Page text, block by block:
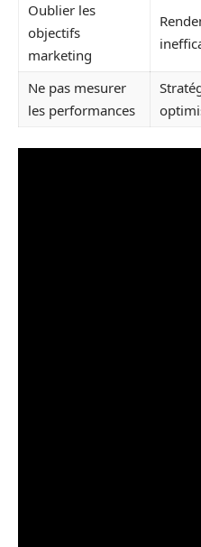
Oublier les
objectifs
marketing
Ne pas mesurer
les performances